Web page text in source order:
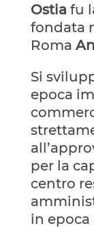
Ostia fu
fondata
Roma
Si
epoca
per la
centro
in